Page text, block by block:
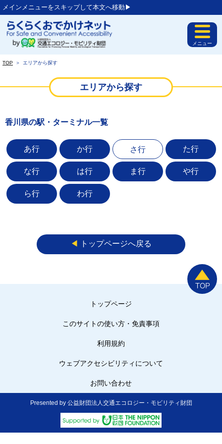
メインメニューをスキップして本文へ移動▶︎
メニュー
TOP ＞ エリアから探す
エリアから探す
香川県の駅・ターミナル一覧
あ行 か行 さ行 た行
な行 は行 ま行 や行
ら行 わ行
◀︎ トップページへ戻る
トップページ
このサイトの使い方・免責事項
利用規約
ウェブアクセシビリティについて
お問い合わせ
Presented by 公益財団法人交通エコロジー・モビリティ財団